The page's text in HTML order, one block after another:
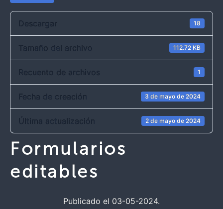
Descargar 18
Tamaño del archivo 112.72 KB
Recuento de archivos 1
Fecha de creación 3 de mayo de 2024
Última actualización 2 de mayo de 2024
Formularios
editables
Publicado el 03-05-2024.